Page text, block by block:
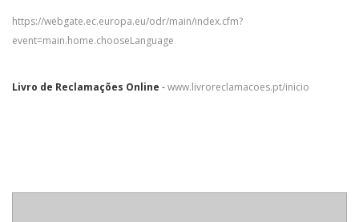
https://webgate.ec.europa.eu/odr/main/index.cfm?
event=main.home.chooseLanguage
Livro de Reclamações Online -www.livroreclamacoes.pt/inicio